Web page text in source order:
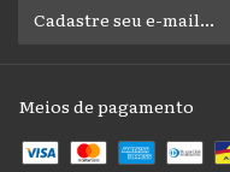
Meios de pagamento